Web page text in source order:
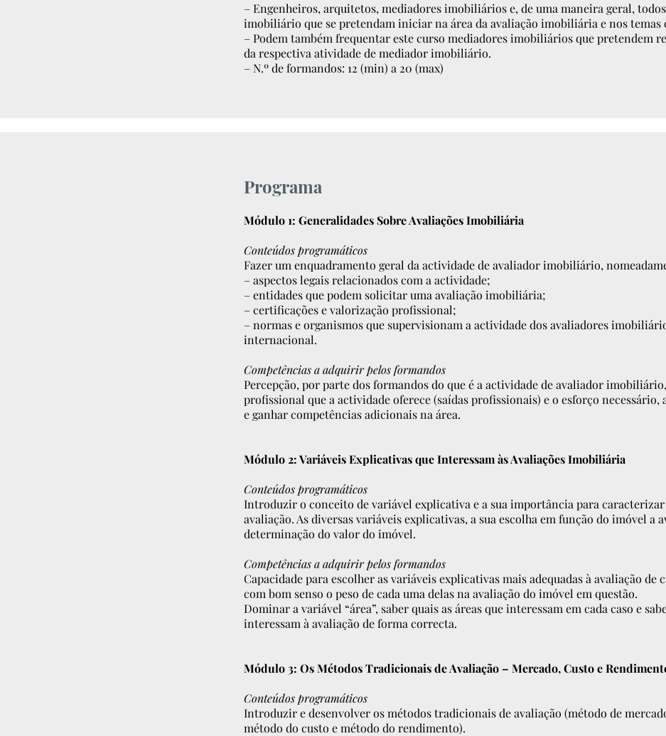
– Engenheiros, arquitetos, mediadores imobiliários e, de uma maneira geral,
imobiliário que se pretendam iniciar na área da avaliação imobiliária e nos temas
– Podem também frequentar este curso mediadores imobiliários que pretendem
da respectiva atividade de mediador imobiliário.​
– N.º de formandos: 12 (min) a 20 (max)
Programa
Módulo 1: Generalidades Sobre Avaliações Imobiliária
Conteúdos programáticos
Fazer um enquadramento geral da actividade de avaliador imobiliário,
– aspectos legais relacionados com a actividade;
– entidades que podem solicitar uma avaliação imobiliária;
– certificações e valorização profissional;
– normas e organismos que supervisionam a actividade dos avaliadores
internacional.
Competências a adquirir pelos formandos
Percepção, por parte dos formandos do que é a actividade de avaliador
profissional que a actividade oferece (saídas profissionais) e o esforço
e ganhar competências adicionais na área.
Módulo 2: Variáveis Explicativas que Interessam às Avaliações Imobiliária
Conteúdos programáticos
Introduzir o conceito de variável explicativa e a sua importância para
avaliação. As diversas variáveis explicativas, a sua escolha em função do imóvel a
determinação do valor do imóvel.
Competências a adquirir pelos formandos
Capacidade para escolher as variáveis explicativas mais adequadas à avaliação
com bom senso o peso de cada uma delas na avaliação do imóvel em questão.
Dominar a variável “área”, saber quais as áreas que interessam em cada caso e
interessam à avaliação de forma correcta.
Módulo 3: Os Métodos Tradicionais de Avaliação – Mercado, Custo e
Conteúdos programáticos
Introduzir e desenvolver os métodos tradicionais de avaliação (método de
método do custo e método do rendimento).